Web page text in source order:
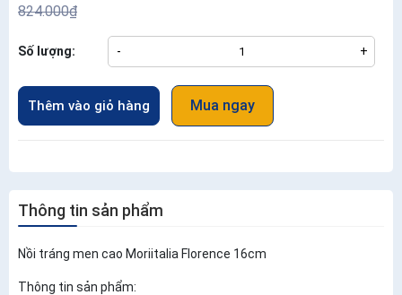
824.000₫
Số lượng: - +
Thêm vào giỏ hàng Mua ngay
Thông tin sản phẩm
Nồi tráng men cao Moriitalia Florence 16cm
Thông tin sản phẩm: